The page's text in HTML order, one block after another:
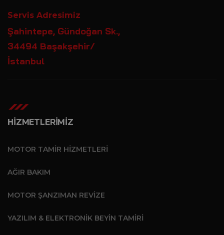
Servis Adresimiz
Şahintepe, Gündoğan Sk.,
34494 Başakşehir/
İstanbul
HİZMETLERİMİZ
MOTOR TAMIR HIZMETLERI
AĞIR BAKIM
MOTOR ŞANZIMAN REVIZE
YAZILIM & ELEKTRONIK BEYIN TAMIRI